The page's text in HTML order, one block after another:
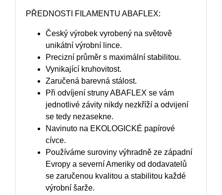
PŘEDNOSTI FILAMENTU ABAFLEX:
Český výrobek vyrobený na světově
unikátní výrobní lince.
Precizní průměr s maximální stabilitou.
Vynikající kruhovitost.
Zaručená barevná stálost.
Při odvíjení struny ABAFLEX se vám
jednotlivé závity nikdy nezkříží a odvijení
se tedy nezasekne.
Navinuto na EKOLOGICKÉ papírové
cívce.
Používáme suroviny výhradně ze západní
Evropy a severní Ameriky od dodavatelů
se zaručenou kvalitou a stabilitou každé
výrobní šarže.